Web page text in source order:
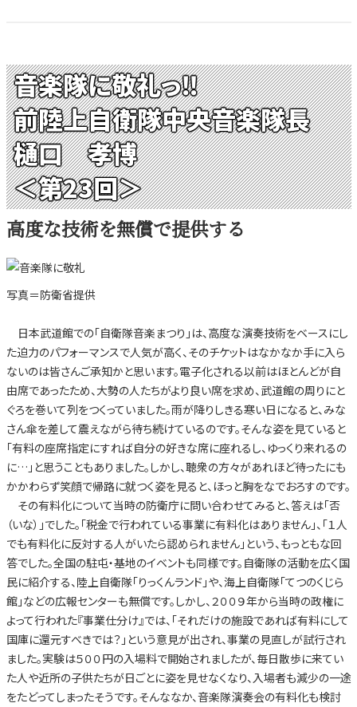
音楽隊に敬礼っ‼
前陸上自衛隊中央音楽隊長
樋口 孝博
＜第23回＞
高度な技術を無償で提供する
写真＝防衛省提供
日本武道館での「自衛隊音楽まつり」は、高度な演奏技術をベースにし
た迫力のパフォーマンスで人気が高く、そのチケットはなかなか手に入ら
ないのは皆さんご承知かと思います。電子化される以前はほとんどが自
由席であったため、大勢の人たちがより良い席を求め、武道館の周りにと
ぐろを巻いて列をつくっていました。雨が降りしきる寒い日になると、みな
さん傘を差して震えながら待ち続けているのです。そんな姿を見ていると
「有料の座席指定にすれば自分の好きな席に座れるし、ゆっくり来れるの
に…」と思うこともありました。しかし、聴衆の方々があれほど待ったにも
かかわらず笑顔で帰路に就つく姿を見ると、ほっと胸をなでおろすのです。
その有料化について当時の防衛庁に問い合わせてみると、答えは「否
（いな）」でした。「税金で行われている事業に有料化はありません」、「１人
でも有料化に反対する人がいたら認められません」という、もっともな回
答でした。全国の駐屯・基地のイベントも同様です。自衛隊の活動を広く国
民に紹介する、陸上自衛隊「りっくんランド」や、海上自衛隊「てつのくじら
館」などの広報センターも無償です。しかし、２００９年から当時の政権に
よって行われた『事業仕分け』では、「それだけの施設であれば有料にして
国庫に還元すべきでは？」という意見が出され、事業の見直しが試行され
ました。実験は５００円の入場料で開始されましたが、毎日散歩に来てい
た人や近所の子供たちが日ごとに姿を見せなくなり、入場者も減少の一途
をたどってしまったそうです。そんななか、音楽隊演奏会の有料化も検討